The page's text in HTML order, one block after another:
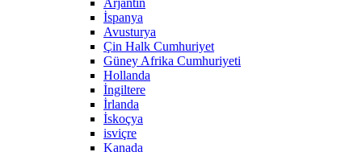
Arjantin
İspanya
Avusturya
Çin Halk Cumhuriyet
Güney Afrika Cumhuriyeti
Hollanda
İngiltere
İrlanda
İskoçya
isviçre
Kanada